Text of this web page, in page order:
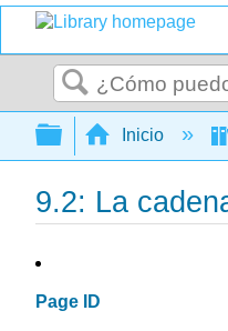
Buscar
Expandir/
Inicio
9.2: La
Page ID